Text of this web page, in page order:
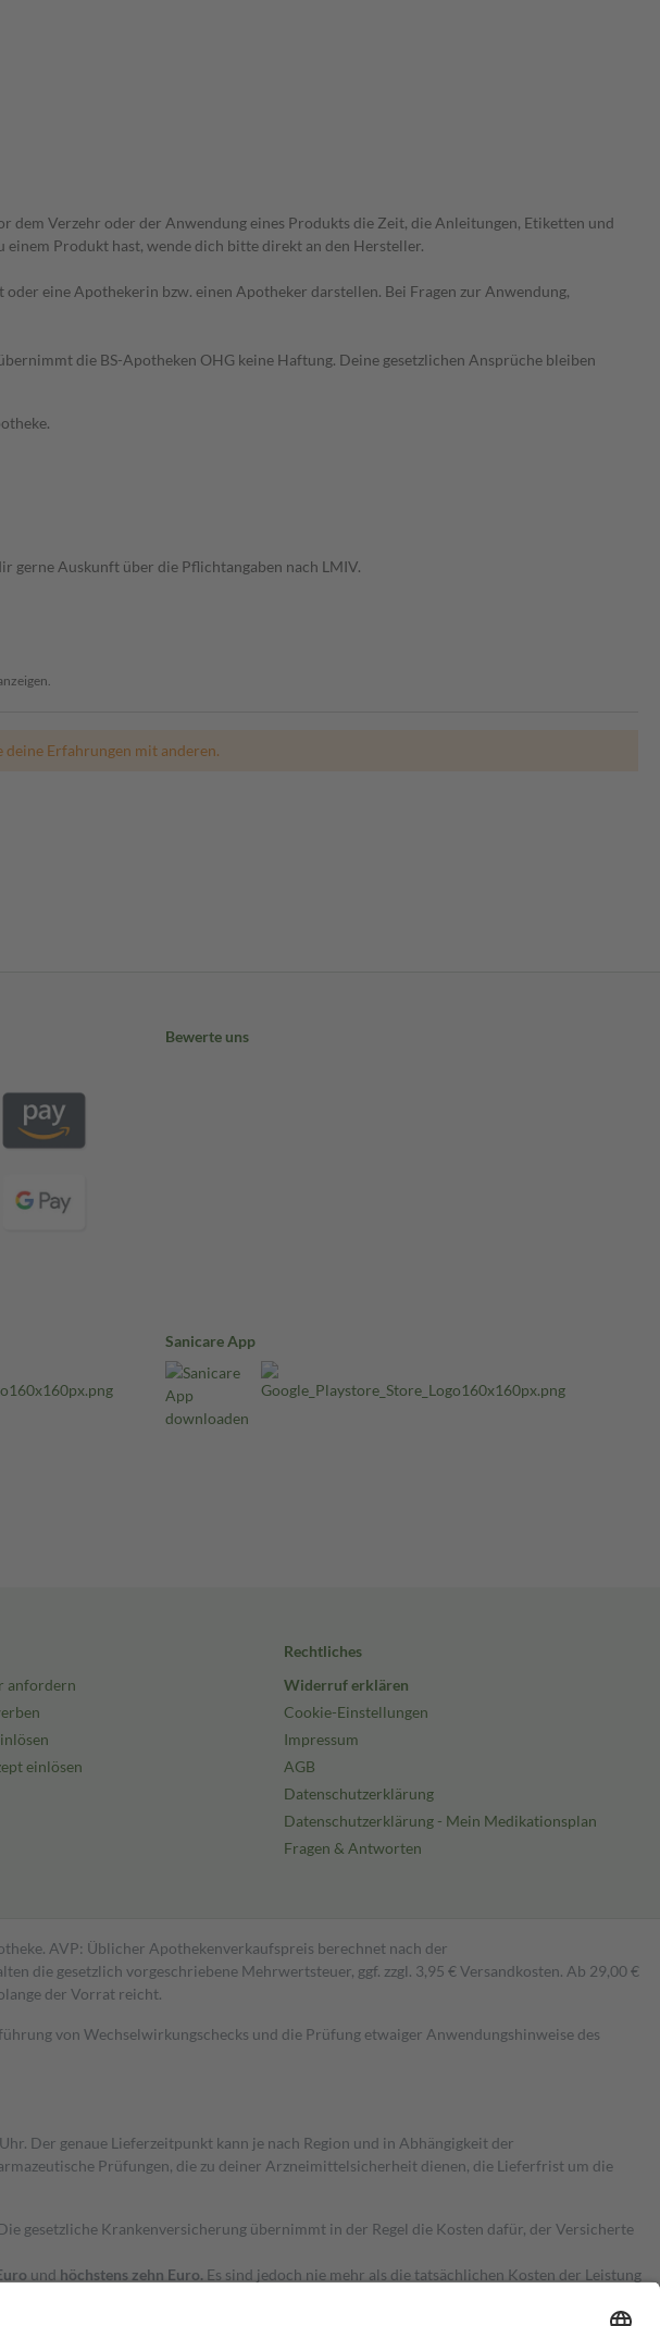
Verzehr oder der Anwendung eines Produkts die Zeit, die Anleitungen, Etiketten und
einem Produkt hast, wende dich bitte direkt an den Hersteller.
eine Apothekerin bzw. einen Apotheker darstellen. Bei Fragen zur Anwendung,
die BS-Apotheken OHG keine Haftung. Deine gesetzlichen Ansprüche bleiben
gerne Auskunft über die Pflichtangaben nach LMIV.
deine Erfahrungen mit anderen.
Bewerte uns
Sanicare App
anfordern
einlösen
Rechtliches
Widerruf erklären
Cookie-Einstellungen
Impressum
AGB
Datenschutzerklärung
Datenschutzerklärung - Mein Medikationsplan
Fragen & Antworten
AVP: Üblicher Apothekenverkaufspreis berechnet nach der
die gesetzlich vorgeschriebene Mehrwertsteuer, ggf. zzgl. 3,95 € Versandkosten. Ab 29,00 €
der Vorrat reicht.
von Wechselwirkungschecks und die Prüfung etwaiger Anwendungshinweise des
Der genaue Lieferzeitpunkt kann je nach Region und in Abhängigkeit der
Prüfungen, die zu deiner Arzneimittelsicherheit dienen, die Lieferfrist um die
gesetzliche Krankenversicherung übernimmt in der Regel die Kosten dafür, der Versicherte
und höchstens zehn Euro. Es sind jedoch nie mehr als die tatsächlichen Kosten der Leistung